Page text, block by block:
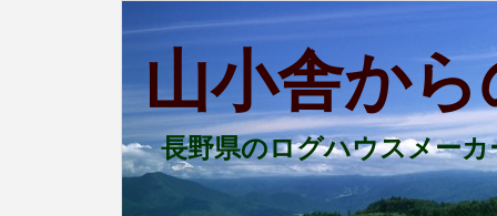
山小舎か
長野県のログハウスメー